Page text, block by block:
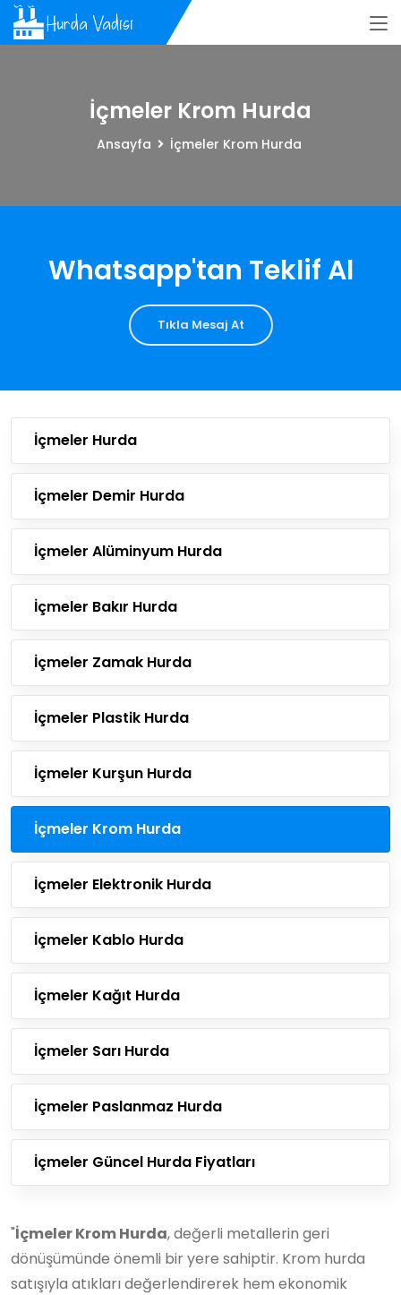
İçmeler Krom Hurda
Ansayfa İçmeler Krom Hurda
Whatsapp'tan Teklif Al
Tıkla Mesaj At
İçmeler Hurda
İçmeler Demir Hurda
İçmeler Alüminyum Hurda
İçmeler Bakır Hurda
İçmeler Zamak Hurda
İçmeler Plastik Hurda
İçmeler Kurşun Hurda
İçmeler Krom Hurda
İçmeler Elektronik Hurda
İçmeler Kablo Hurda
İçmeler Kağıt Hurda
İçmeler Sarı Hurda
İçmeler Paslanmaz Hurda
İçmeler Güncel Hurda Fiyatları
"İçmeler Krom Hurda, değerli metallerin geri
dönüşümünde önemli bir yere sahiptir. Krom hurda
satışıyla atıkları değerlendirerek hem ekonomik